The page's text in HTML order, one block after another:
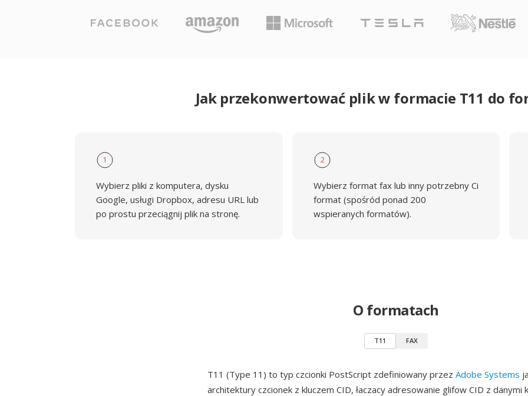
Jak przekonwertować plik w formacie T11 do
1
Wybierz pliki z komputera, dysku
Google, usługi Dropbox, adresu URL lub
po prostu przeciągnij plik na stronę.
2
Wybierz format fax lub inny potrzebny Ci
format (spośród ponad 200
wspieranych formatów).
O formatach
T11 FAX
T11 (Type 11) to typ czcionki PostScript zdefiniowany przez Adobe Systems
architektury czcionek z kluczem CID, łaczacy adresowanie glifow CID z danymi